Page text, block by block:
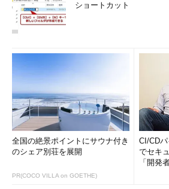
ショートカット
全国の絶景ポイントにサウナ付き
のシェア別荘を展開
PR(COCO VILLA on GOETHE)
CI/CD
でセキ
「開発